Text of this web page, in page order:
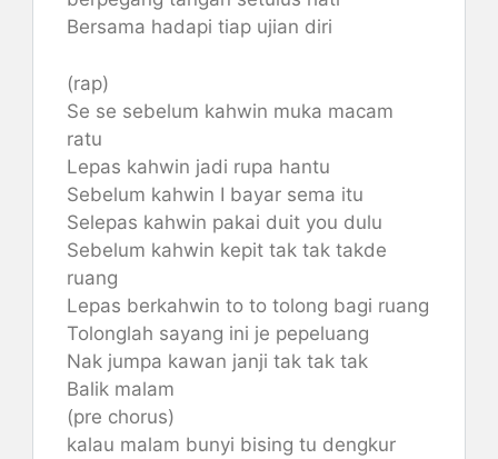
Bersama hadapi tiap ujian diri
(rap)
Se se sebelum kahwin muka macam
ratu
Lepas kahwin jadi rupa hantu
Sebelum kahwin I bayar sema itu
Selepas kahwin pakai duit you dulu
Sebelum kahwin kepit tak tak takde
ruang
Lepas berkahwin to to tolong bagi ruang
Tolonglah sayang ini je pepeluang
Nak jumpa kawan janji tak tak tak
Balik malam
(pre chorus)
kalau malam bunyi bising tu dengkur